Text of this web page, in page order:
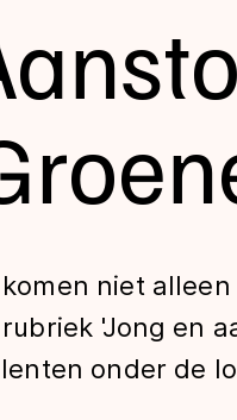
niet
'Jong en
onder de